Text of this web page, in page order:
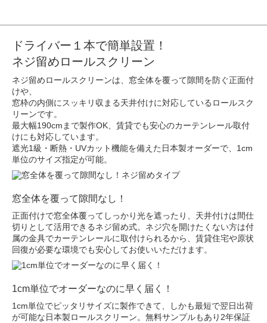
ドライバー１本で簡単設置！
ネジ留めロールスクリーン
ネジ留めロールスクリーンは、窓全体を覆って隙間を防ぐ正面付
けや、
窓枠の内側にスッキリ収まる天井付けに対応しているロールスク
リーンです。
最大幅190cmまで製作OK、賃貸でも安心のカーテンレール取付
けにも対応しています。
遮光1級・断熱・UVカット機能を備えた日本製オーダーで、1cm
単位のサイズ指定が可能。
窓全体を覆って隙間なし！
正面付けで窓全体覆ってしっかり光を遮ったり、天井付けは間仕
切りとして活用できるネジ留め式。ネジ穴を開けたくない方は付
属の金具でカーテンレールに取付けられるから、賃貸住宅や原状
回復が必要な環境でも安心してお使いいただけます。
1cm単位でオーダーなのに早く届く！
1cm単位でピッタリサイズに製作できて、しかも最短で翌日出荷
が可能な日本製ロールスクリーン。無料サンプルもあり2年保証